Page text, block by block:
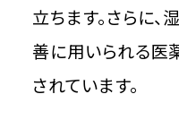
立ちます。さらに
善に用いられる医
されています。